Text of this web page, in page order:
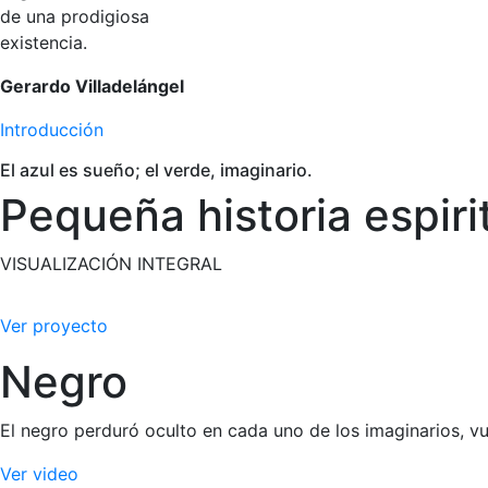
de una prodigiosa
existencia.
Gerardo Villadelángel
Introducción
El azul es sueño; el verde, imaginario.
Pequeña historia
VISUALIZACIÓN INTEGRAL
Floppy-Iris-Syndrom bei Katarakt-OPs erhöhen kann –
aktiv kommuniziert werden; praxisnahe Hinweise dazu
Rabattvertrag und Verfügbarkeit von Generika, wodurch
Ver proyecto
Negro
El negro perduró oculto en cada uno de los imaginarios,
Ver video